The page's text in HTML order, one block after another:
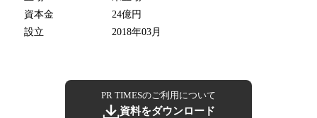
資本金
24億円
設立
2018年03月
PR TIMESのご利用について
資料をダウンロード